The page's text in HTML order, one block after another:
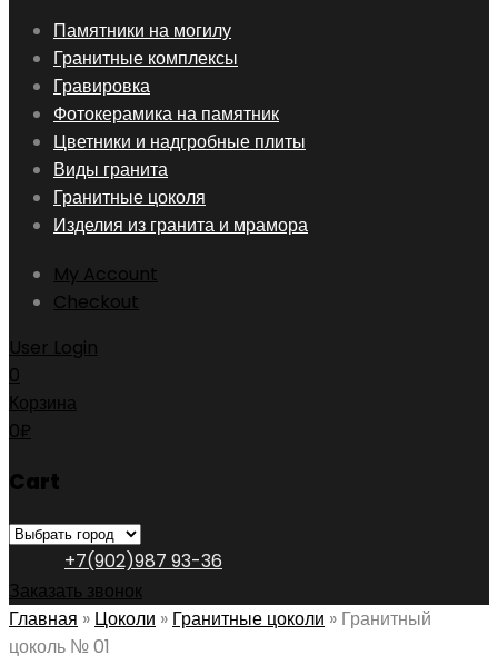
Skip
content
Памятники на могилу
Гранитные комплексы
Гравировка
Фотокерамика на памятник
Цветники и надгробные плиты
Виды гранита
Гранитные цоколя
Изделия из гранита и мрамора
My Account
Checkout
User Login
0
Корзина
0₽
Cart
+7(902)987 93-36
Заказать звонок
Главная » Цоколи » Гранитные цоколи » Гранитный
цоколь № 01